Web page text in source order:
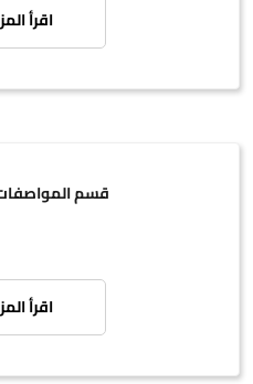
اقرأ
قسم
اقرأ